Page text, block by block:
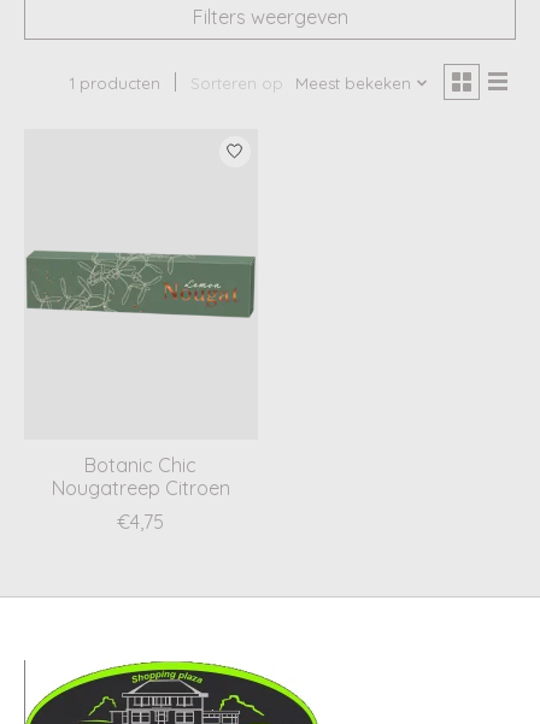
Filters weergeven
1 producten Sorteren op Meest bekeken
Botanic Chic
Nougatreep Citroen
€4,75